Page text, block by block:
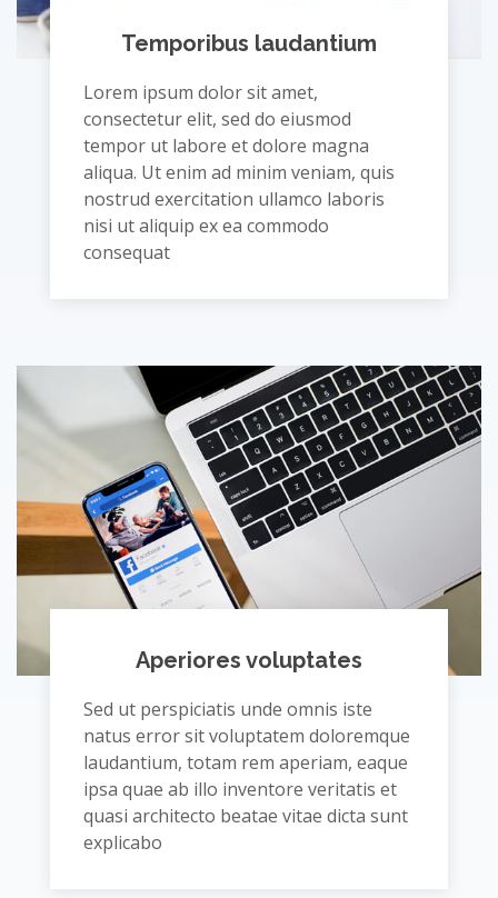
Temporibus laudantium
Lorem ipsum dolor sit amet,
consectetur elit, sed do eiusmod
tempor ut labore et dolore magna
aliqua. Ut enim ad minim veniam, quis
nostrud exercitation ullamco laboris
nisi ut aliquip ex ea commodo
consequat
Aperiores voluptates
Sed ut perspiciatis unde omnis iste
natus error sit voluptatem doloremque
laudantium, totam rem aperiam, eaque
ipsa quae ab illo inventore veritatis et
quasi architecto beatae vitae dicta sunt
explicabo